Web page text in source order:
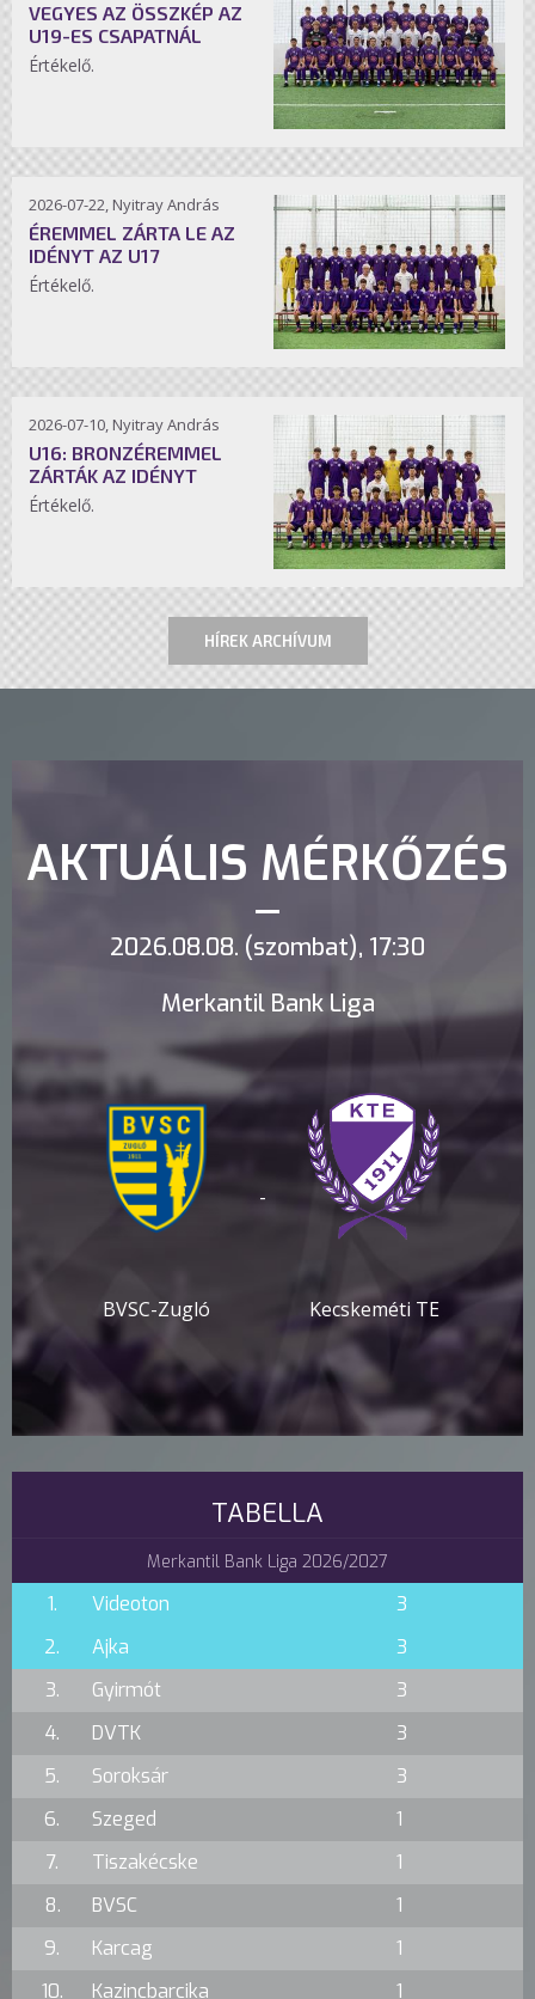
VEGYES AZ ÖSSZKÉP AZ
U19-ES CSAPATNÁL
Értékelő.
2026-07-22, Nyitray András
ÉREMMEL ZÁRTA LE AZ
IDÉNYT AZ U17
Értékelő.
2026-07-10, Nyitray András
U16: BRONZÉREMMEL
ZÁRTÁK AZ IDÉNYT
Értékelő.
HÍREK ARCHÍVUM
AKTUÁLIS MÉRKŐZÉS
2026.08.08. (szombat), 17:30
Merkantil Bank Liga
BVSC-Zugló
-
Kecskeméti TE
TABELLA
Merkantil Bank Liga 2026/2027
1. Videoton
3
2.
Ajka
3
3.
Gyirmót
3
4.
DVTK
3
5.
Soroksár
3
6.
Szeged
1
7.
Tiszakécske
1
8.
BVSC
1
9.
Karcag
1
10.
Kazincbarcika 1